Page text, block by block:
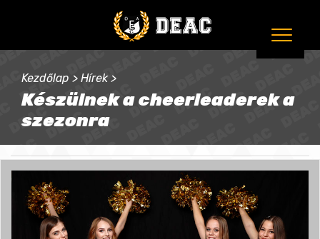
Kezdőlap > Hírek >
Készülnek a cheerleaderek a
szezonra